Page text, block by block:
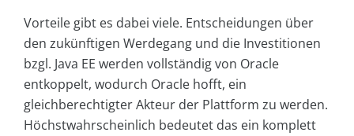
Vorteile gibt es dabei viele. Entscheidungen über
den zukünftigen Werdegang und die Investitionen
bzgl. Java EE werden vollständig von Oracle
entkoppelt, wodurch Oracle hofft, ein
gleichberechtigter Akteur der Plattform zu werden.
Höchstwahrscheinlich bedeutet das ein komplett